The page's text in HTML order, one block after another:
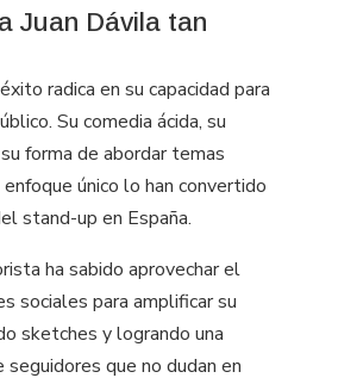
Juan Dávila tan
radica en su capacidad para
Su comedia ácida, su
forma de abordar temas
único lo han convertido
stand-up en España.
ha sabido aprovechar el
sociales para amplificar su
sketches y logrando una
que no dudan en